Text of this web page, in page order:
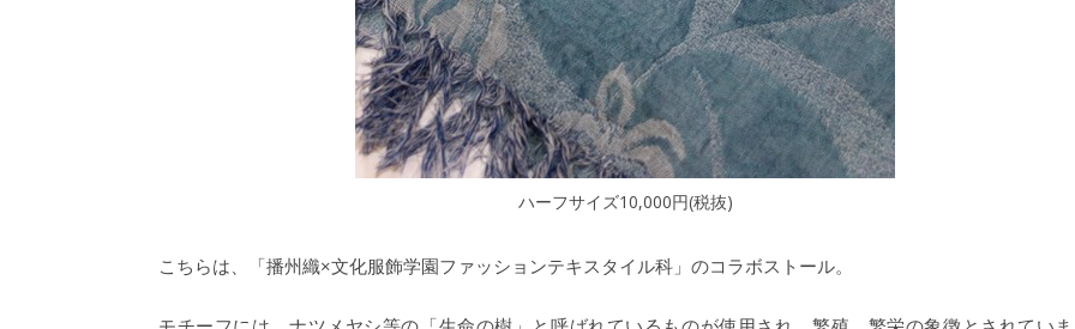
ハーフサイズ10,000円(税抜)
こちらは、「播州織×文化服飾学園ファッションテキスタイル科」のコラボストール。